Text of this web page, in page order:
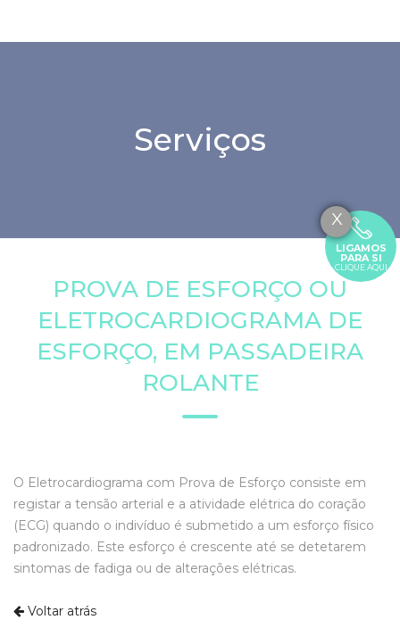
X
LIGAMOS
PARA SI
CLIQUE AQUI
Serviços
PROVA DE ESFORÇO OU
ELETROCARDIOGRAMA DE
ESFORÇO, EM PASSADEIRA
ROLANTE
O Eletrocardiograma com Prova de Esforço consiste em
registar a tensão arterial e a atividade elétrica do coração
(ECG) quando o indivíduo é submetido a um esforço físico
padronizado. Este esforço é crescente até se detetarem
sintomas de fadiga ou de alterações elétricas.
Voltar atrás